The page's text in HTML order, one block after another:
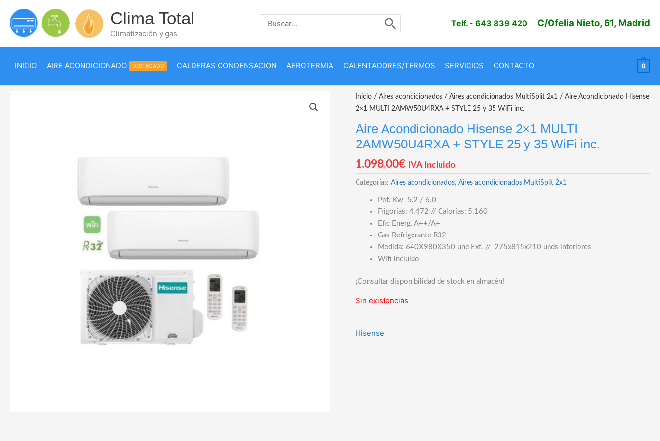
contenido
Clima Total
Climatización y gas
Buscar
por:
Telf. - 643 839 420 C/Ofelia Nieto, 61, Madrid
INICIO AIRE ACONDICIONADO DESTACADO CALDERAS CONDENSACION AEROTERMIA CALENTADORES/TERMOS SERVICIOS CONTACTO 0
Inicio /Aires acondicionados /Aires acondicionados MultiSplit 2x1 / Aire Acondicionado Hisense
2×1 MULTI 2AMW50U4RXA + STYLE 25 y 35 WiFi inc.
Aire Acondicionado Hisense 2×1 MULTI
2AMW50U4RXA + STYLE 25 y 35 WiFi inc.
1.098,00€ IVA Incluido
Categorías:Aires acondicionados,Aires acondicionados MultiSplit 2x1
Pot. Kw 5.2 / 6.0
Frigorías: 4.472 // Calorías: 5.160
Efic Energ. A++/A+
Gas Refrigerante R32
Medida: 640X980X350 und Ext. // 275x815x210 unds interiores
Wifi incluido
¡Consultar disponibilidad de stock en almacén!
Sin existencias
Hisense